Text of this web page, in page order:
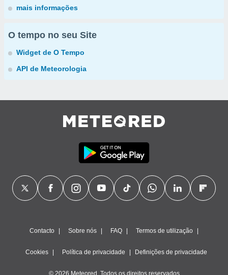
mais informações
O tempo no seu Site
Widget de O Tempo
API de Meteorologia
Contacto Sobre nós FAQ Termos de utilização
Cookies Política de privacidade Definições de privacidade
© 2026 Meteored. Todos os direitos reservados